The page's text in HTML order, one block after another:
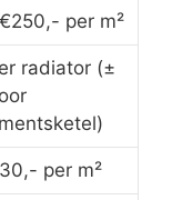
per m²
radiator (±
per m²